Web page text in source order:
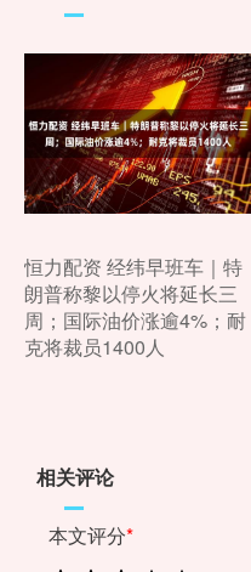
恒力配资 经纬早班车｜特
朗普称黎以停火将延长三
周；国际油价涨逾4%；耐
克将裁员1400人
相关评论
本文评分*